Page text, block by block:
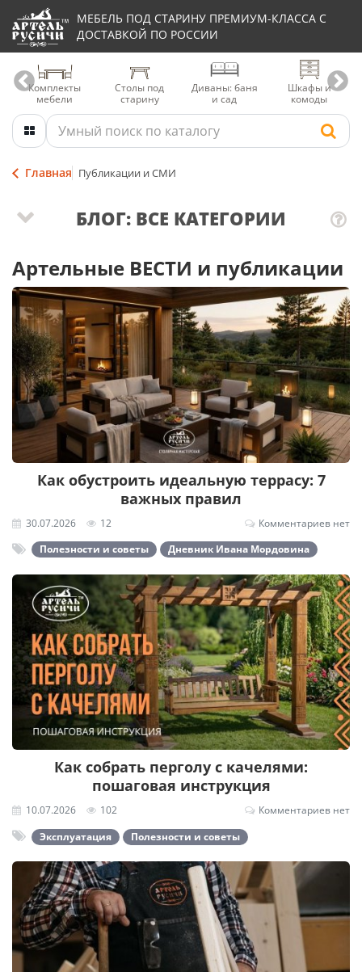
МЕБЕЛЬ ПОД СТАРИНУ ПРЕМИУМ-КЛАССА С
ДОСТАВКОЙ ПО РОССИИ
Комплекты
мебели
Столы под
старину
Диваны: баня
и сад
Шкафы и
комоды
Главная Публикации и СМИ
Артельные ВЕСТИ и публикации
Как обустроить идеальную террасу: 7
важных правил
30.07.2026 12
Комментариев нет
Полезности и советы
Дневник Ивана Мордовина
Как собрать перголу с качелями:
пошаговая инструкция
10.07.2026 102
Комментариев нет
Эксплуатация
Полезности и советы
БЛОГ: ВСЕ КАТЕГОРИИ